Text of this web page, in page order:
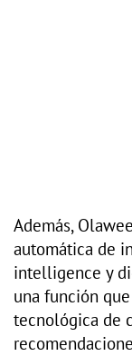
Además,
automática de
intelligence y
una función
tecnológica de